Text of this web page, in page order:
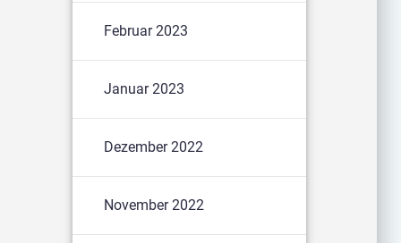
Februar 2023
Januar 2023
Dezember 2022
November 2022